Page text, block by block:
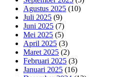
Agustus 2025 (10)
Juli 2025 (9)
Juni 2025 (7)
Mei 2025 (5)
April 2025 (3)
Maret 2025 (2)
Februari 2025 (3)
Januari 2025 (16)